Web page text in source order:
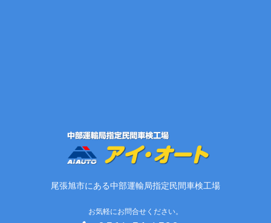
尾張旭市にある中部運輸局指定民間車検工場
お気軽にお問合せください。